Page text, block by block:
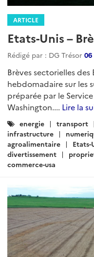
Etats-Unis –
Brèves sectorielles
hebdomadaire sur les
préparée par le
Catégories
:
energie transport
infrastructure
agroalimentaire
Etats-
divertissement